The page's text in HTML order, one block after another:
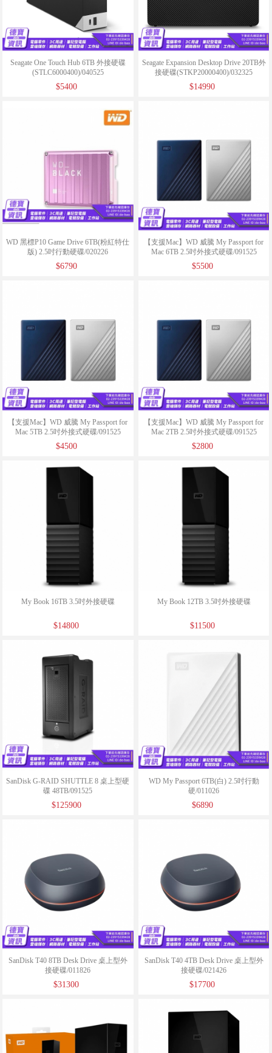
Seagate One Touch Hub 6TB 外接硬碟
(STLC6000400)/040525
$5400
Seagate Expansion Desktop Drive 20TB外
接硬碟(STKP20000400)/032325
$14990
WD 黑標P10 Game Drive 6TB(粉紅特仕
版) 2.5吋行動硬碟/020226
$6790
【支援Mac】WD 威騰 My Passport for
Mac 6TB 2.5吋外接式硬碟/091525
$5500
【支援Mac】WD 威騰 My Passport for
Mac 5TB 2.5吋外接式硬碟/091525
$4500
【支援Mac】WD 威騰 My Passport for
Mac 2TB 2.5吋外接式硬碟/091525
$2800
My Book 16TB 3.5吋外接硬碟
$14800
My Book 12TB 3.5吋外接硬碟
$11500
SanDisk G-RAID SHUTTLE 8 桌上型硬
碟 48TB/091525
$125900
WD My Passport 6TB(白) 2.5吋行動
硬/011026
$6890
SanDisk T40 8TB Desk Drive 桌上型外
接硬碟/011826
$31300
SanDisk T40 4TB Desk Drive 桌上型外
接硬碟/021426
$17700